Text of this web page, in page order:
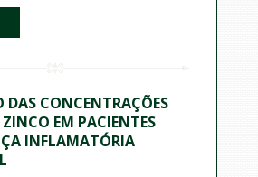
DAS CONCENTRAÇÕES
ZINCO EM PACIENTES
INFLAMATÓRIA